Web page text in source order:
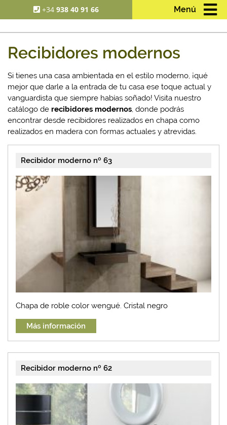
+34938 40 91 66 Menú
Recibidores modernos
Si tienes una casa ambientada en el estilo moderno, ¡qué
mejor que darle a la entrada de tu casa ese toque actual y
vanguardista que siempre habías soñado! Visita nuestro
catálogo de recibidores modernos , donde podrás
encontrar desde recibidores realizados en chapa como
realizados en madera con formas actuales y atrevidas.
Recibidor moderno nº 63
Chapa de roble color wengué. Cristal negro
Más información
Recibidor moderno nº 62